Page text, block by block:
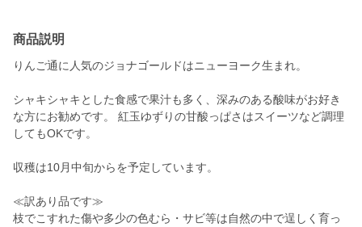
商品説明
りんご通に人気のジョナゴールドはニューヨーク生まれ。
シャキシャキとした食感で果汁も多く、深みのある酸味がお好き
な方にお勧めです。 紅玉ゆずりの甘酸っぱさはスイーツなど調理
してもOKです。
収穫は10月中旬からを予定しています。
≪訳あり品です≫
枝でこすれた傷や多少の色むら・サビ等は自然の中で逞しく育っ